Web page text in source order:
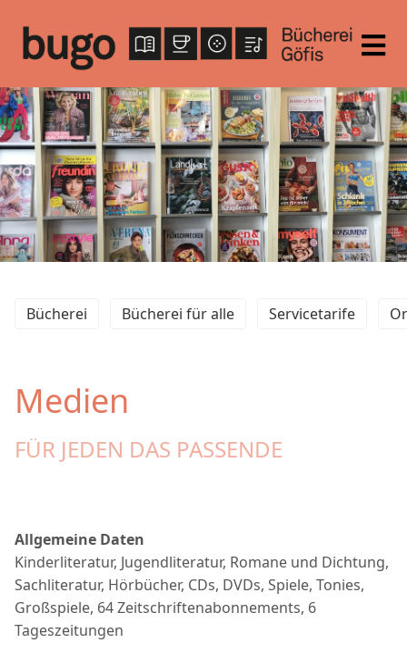
Bücherei Bücherei für alle Servicetarife
Medien
FÜR JEDEN DAS PASSENDE
Allgemeine Daten
Kinderliteratur, Jugendliteratur, Romane und Dichtung,
Sachliteratur, Hörbücher, CDs, DVDs, Spiele, Tonies,
Großspiele, 64 Zeitschriftenabonnements, 6
Tageszeitungen